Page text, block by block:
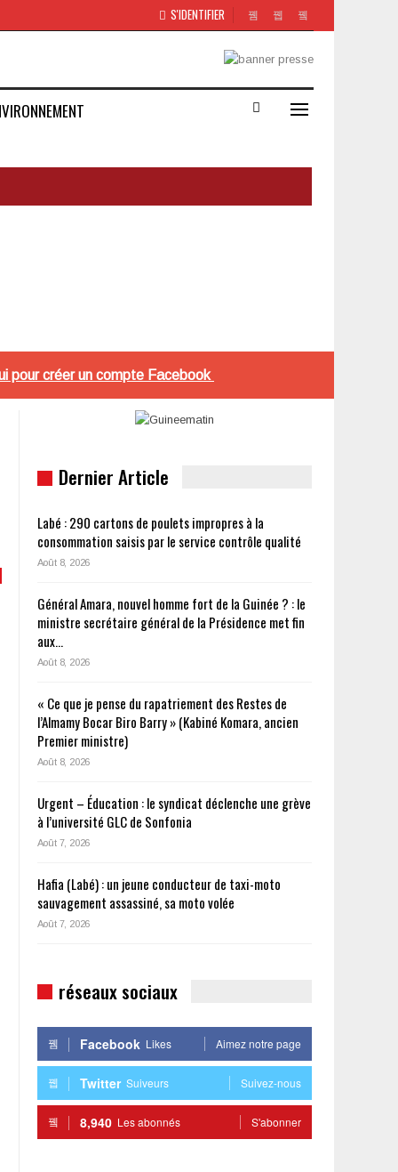
S'IDENTIFIER
pour créer un compte Facebook
Dernier Article
Labé : 290 cartons de poulets impropres à la
consommation saisis par le service contrôle qualité
Août 8, 2026
Général Amara, nouvel homme fort de la Guinée ? : le
ministre secrétaire général de la Présidence met fin
aux…
Août 8, 2026
« Ce que je pense du rapatriement des Restes de
l’Almamy Bocar Biro Barry » (Kabiné Komara, ancien
Premier ministre)
Août 8, 2026
Urgent – Éducation : le syndicat déclenche une grève
à l’université GLC de Sonfonia
Août 7, 2026
Hafia (Labé) : un jeune conducteur de taxi-moto
sauvagement assassiné, sa moto volée
Août 7, 2026
réseaux sociaux
Facebook Likes Aimez notre page
Twitter Suiveurs Suivez-nous
8,940 Les abonnés S'abonner